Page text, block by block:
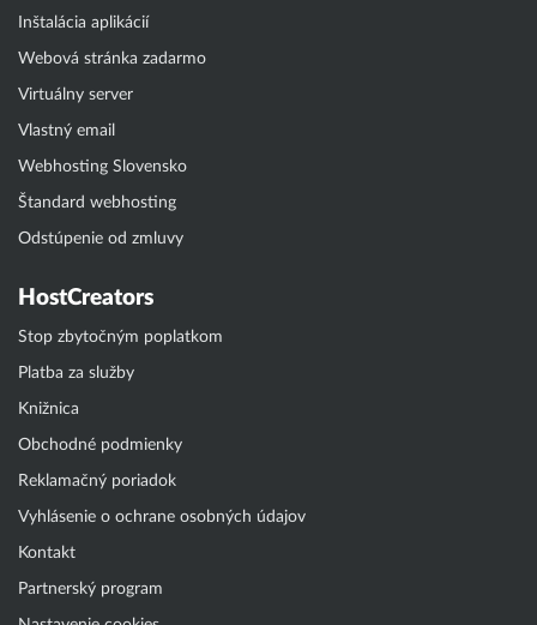
Inštalácia aplikácií
Webová stránka zadarmo
Virtuálny server
Vlastný email
Webhosting Slovensko
Štandard webhosting
Odstúpenie od zmluvy
HostCreators
Stop zbytočným poplatkom
Platba za služby
Knižnica
Obchodné podmienky
Reklamačný poriadok
Vyhlásenie o ochrane osobných údajov
Kontakt
Partnerský program